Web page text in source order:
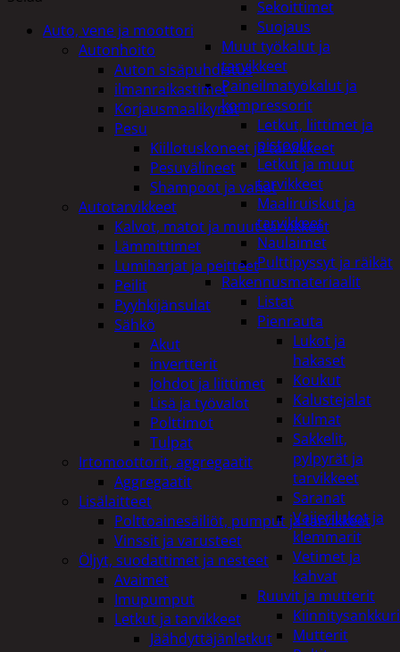
Sekoittimet
Suojaus
Muut työkalut ja
tarvikkeet
Paineilmatyökalut ja
kompressorit
Letkut, liittimet ja
pistoolit
Letkut ja muut
tarvikkeet
Maaliruiskut ja
tarvikkeet
Naulaimet
Pulttipyssyt ja räikät
Rakennusmateriaalit
Listat
Pienrauta
Lukot ja
hakaset
Koukut
Kalustejalat
Kulmat
Sakkelit,
pylpyrät ja
tarvikkeet
Saranat
Vaijerilukot ja
klemmarit
Vetimet ja
kahvat
Ruuvit ja mutterit
Mutterit
Auto, vene ja moottori
Autonhoito
Auton sisäpuhdistus
ilmanraikastimet
Korjausmaalikynät
Pesu
Kiillotuskoneet ja tarvikkeet
Pesuvälineet
Shampoot ja vahat
Autotarvikkeet
Kalvot, matot ja muut tarvikkeet
Lämmittimet
Lumiharjat ja peitteet
Peilit
Pyyhkijänsulat
Sähkö
Akut
invertterit
Johdot ja liittimet
Lisä ja työvalot
Polttimot
Tulpat
Irtomoottorit, aggregaatit
Aggregaatit
Lisälaitteet
Polttoainesäiliöt, pumput ja tarvikkeet
Vinssit ja varusteet
Öljyt, suodattimet ja nesteet
Avaimet
Imupumput
Letkut ja tarvikkeet
Jäähdyttäjänletkut